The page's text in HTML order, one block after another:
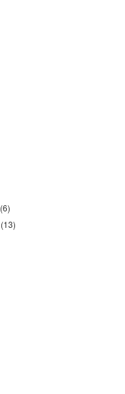
(6)
(13)